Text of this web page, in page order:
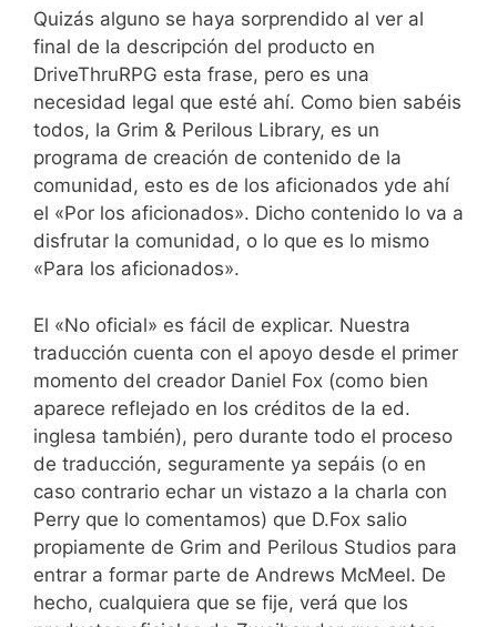
Quizás alguno se haya sorprendido al ver al
final de la descripción del producto en
DriveThruRPG esta frase, pero es una
necesidad legal que esté ahí. Como bien sabéis
todos, la Grim & Perilous Library, es un
programa de creación de contenido de la
comunidad, esto es de los aficionados yde ahí
el «Por los aficionados». Dicho contenido lo va a
disfrutar la comunidad, o lo que es lo mismo
«Para los aficionados».
El «No oficial» es fácil de explicar. Nuestra
traducción cuenta con el apoyo desde el primer
momento del creador Daniel Fox (como bien
aparece reflejado en los créditos de la ed.
inglesa también), pero durante todo el proceso
de traducción, seguramente ya sepáis (o en
caso contrario echar un vistazo a la charla con
Perry que lo comentamos) que D.Fox salio
propiamente de Grim and Perilous Studios para
entrar a formar parte de Andrews McMeel. De
hecho, cualquiera que se fije, verá que los